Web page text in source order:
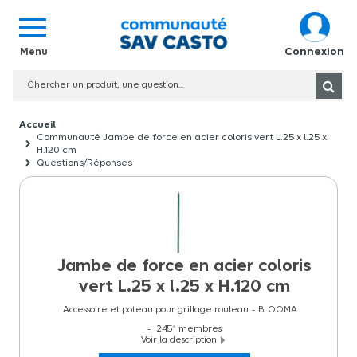
Connexion
Communauté Jambe de force en acier coloris vert L.25 x l.25 x
H.120 cm
Questions/Réponses
Jambe de force en acier coloris
vert L.25 x l.25 x H.120 cm
Accessoire et poteau pour grillage rouleau
BLOOMA
2451 membres
Voir la description